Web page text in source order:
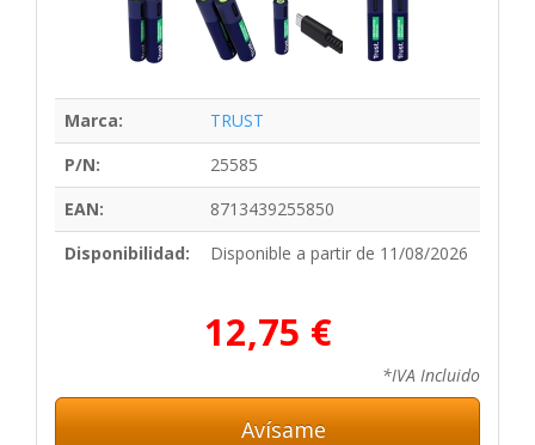
Marca:
TRUST
P/N:
25585
EAN:
8713439255850
Disponibilidad:
Disponible a partir de 11/08/2026
12,75 €
*IVA Incluido
Avísame